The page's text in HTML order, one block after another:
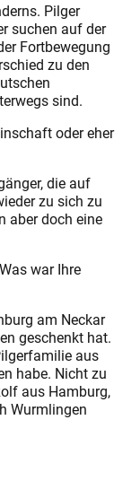
Pilger
suchen auf der
Fortbewegung
zu den
sind.
oder eher
die auf
zu sich zu
aber doch eine
war Ihre
am Neckar
geschenkt hat.
aus
habe. Nicht zu
aus Hamburg,
Wurmlingen